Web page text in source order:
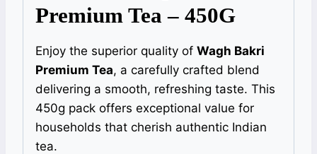
Premium Tea – 450G
Enjoy the superior quality of Wagh Bakri
Premium Tea, a carefully crafted blend
delivering a smooth, refreshing taste. This
450g pack offers exceptional value for
households that cherish authentic Indian
tea.